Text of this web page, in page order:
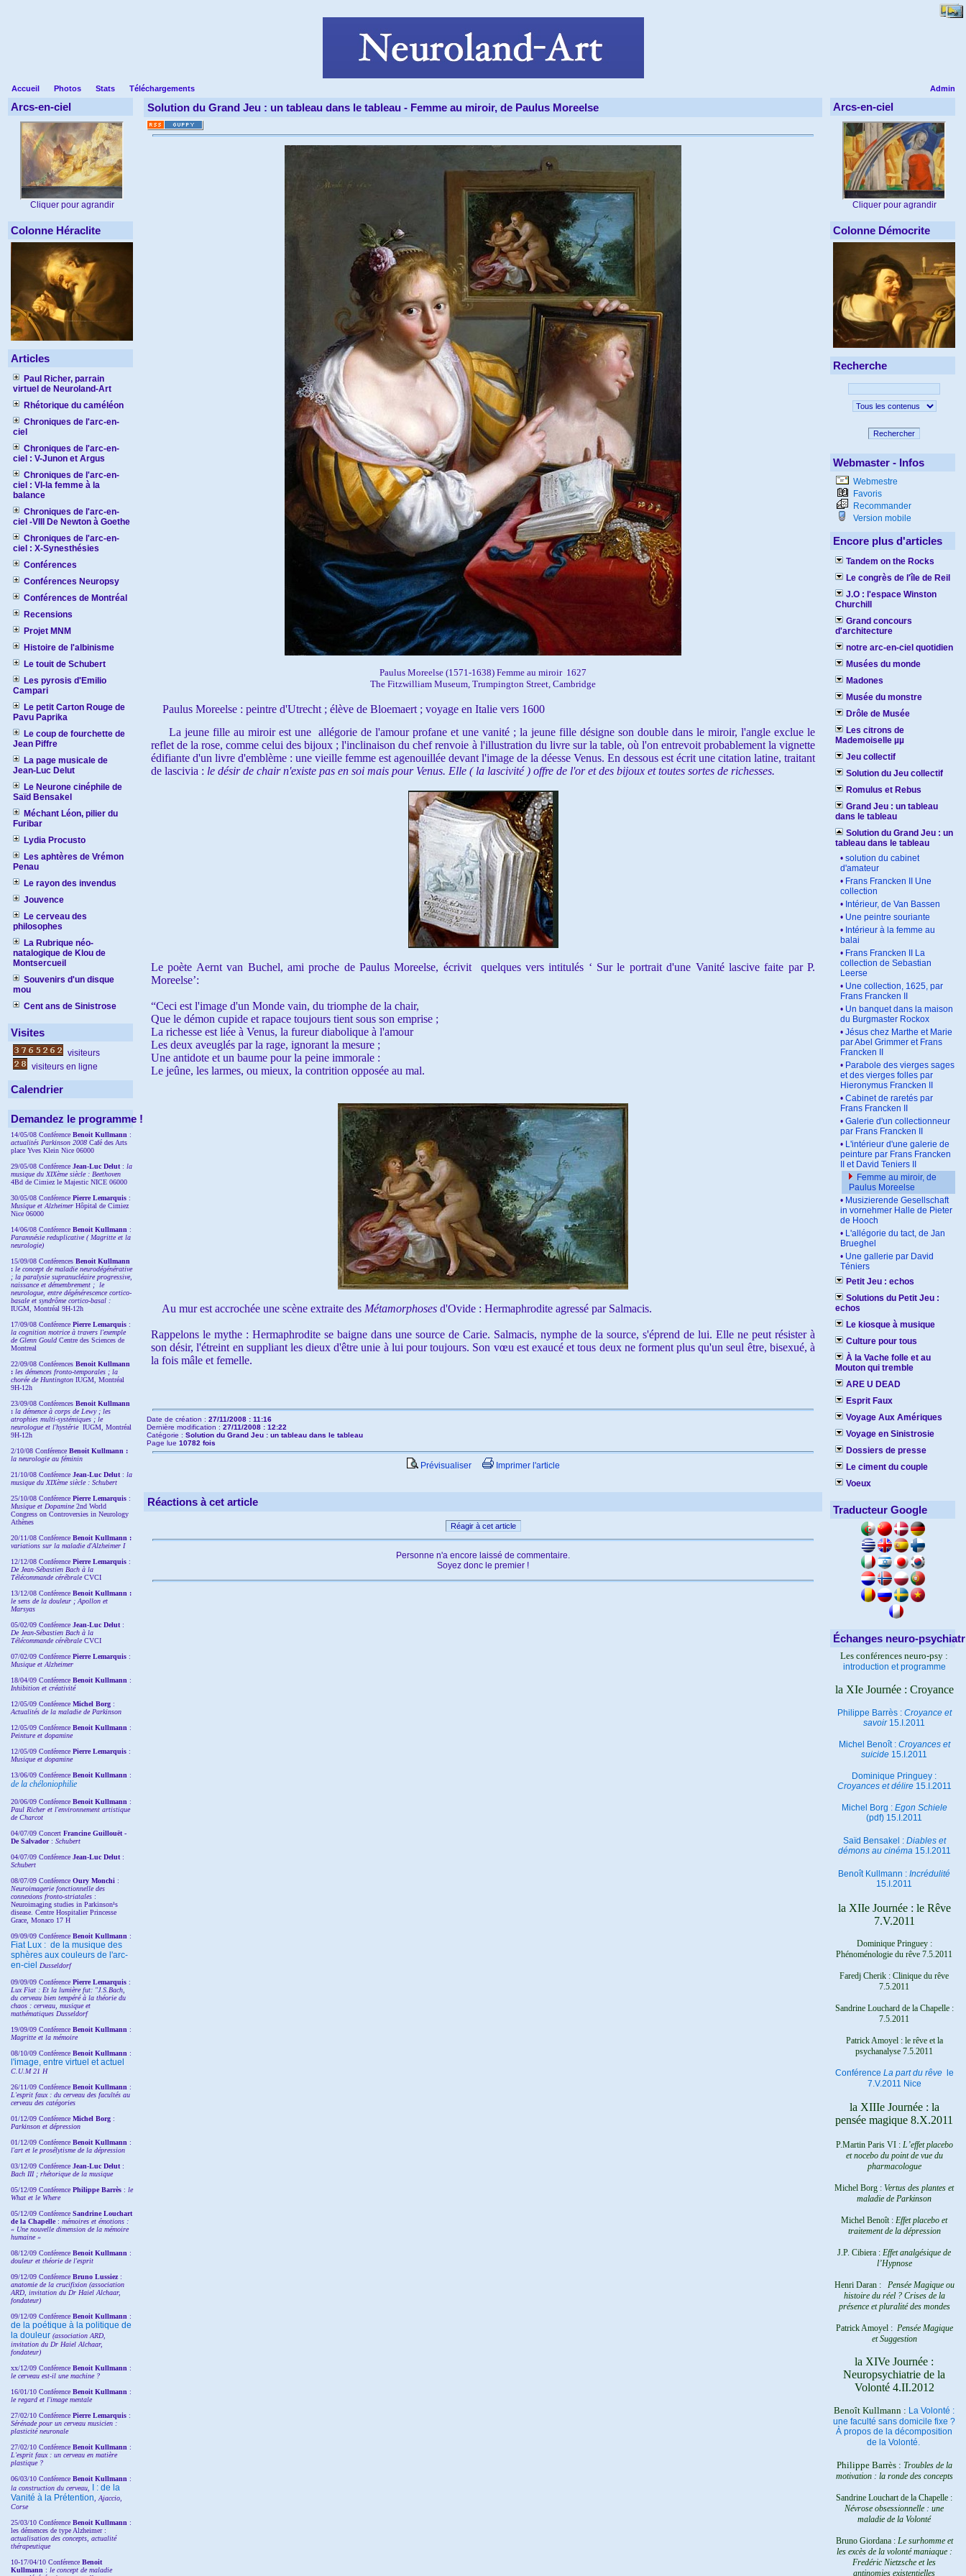
Admin
Accueil Photos Stats Téléchargements
Arcs-en-ciel
Cliquer pour agrandir
Colonne Héraclite
Articles
Paul Richer, parrain
virtuel de Neuroland-Art
Rhétorique du caméléon
Chroniques de l'arc-en-
ciel
Chroniques de l'arc-en-
ciel : V-Junon et Argus
Chroniques de l'arc-en-
ciel : VI-la femme à la
balance
Chroniques de l'arc-en-
ciel -VIII De Newton à Goethe
Chroniques de l'arc-en-
ciel : X-Synesthésies
Conférences
Conférences Neuropsy
Conférences de Montréal
Recensions
Projet MNM
Histoire de l'albinisme
Le touit de Schubert
Les pyrosis d'Emilio
Campari
Le petit Carton Rouge de
Pavu Paprika
Le coup de fourchette de
Jean Piffre
La page musicale de
Jean-Luc Delut
Le Neurone cinéphile de
Saïd Bensakel
Méchant Léon, pilier du
Furibar
Lydia Procusto
Les aphtères de Vrémon
Penau
Le rayon des invendus
Jouvence
Le cerveau des
philosophes
La Rubrique néo-
natalogique de Klou de
Montsercueil
Souvenirs d'un disque
mou
Cent ans de Sinistrose
Visites
visiteurs
visiteurs en ligne
Calendrier
Demandez le programme !
14/05/08 Conférence Benoit Kullmann :
actualités Parkinson 2008 Café des Arts
place Yves Klein Nice 06000
29/05/08 Conférence Jean-Luc Delut : la
musique du XIXème siècle : Beethoven
4Bd de Cimiez le Majestic NICE 06000
30/05/08 Conférence Pierre Lemarquis :
Musique et Alzheimer Hôpital de Cimiez
Nice 06000
14/06/08 Conférence Benoit Kullmann :
Paramnésie reduplicative ( Magritte et la
neurologie)
15/09/08 Conférences Benoit Kullmann
: le concept de maladie neurodégénérative
; la paralysie supranucléaire progressive,
naissance et démembrement ; le
neurologue, entre dégénérescence cortico-
basale et syndrôme cortico-basal :
IUGM, Montréal 9H-12h
17/09/08 Conférence Pierre Lemarquis :
la cognition motrice à travers l'exemple
de Glenn Gould Centre des Sciences de
Montreal
22/09/08 Conférences Benoit Kullmann
: les démences fronto-temporales ; la
chorée de Huntington IUGM, Montréal
9H-12h
23/09/08 Conférences Benoit Kullmann
: la démence à corps de Lewy ; les
atrophies multi-systémiques ; le
neurologue et l'hystérie IUGM, Montréal
9H-12h
2/10/08 Conférence Benoit Kullmann :
la neurologie au féminin
21/10/08 Conférence Jean-Luc Delut : la
musique du XIXème siècle : Schubert
25/10/08 Conférence Pierre Lemarquis :
Musique et Dopamine2nd World
Congress on Controversies in Neurology
Athènes
20/11/08 Conférence Benoit Kullmann :
variations sur la maladie d'Alzheimer I
12/12/08 Conférence Pierre Lemarquis :
De Jean-Sébastien Bach à la
Télécommande cérébraleCVCI
13/12/08 Conférence Benoit Kullmann :
le sens de la douleur ; Apollon et
Marsyas
05/02/09 Conférence Jean-Luc Delut :
De Jean-Sébastien Bach à la
Télécommande cérébraleCVCI
07/02/09 Conférence Pierre Lemarquis :
Musique et Alzheimer
18/04/09 Conférence Benoit Kullmann :
Inhibition et créativité
12/05/09 Conférence Michel Borg :
Actualités de la maladie de Parkinson
12/05/09 Conférence Benoit Kullmann :
Peinture et dopamine
12/05/09 Conférence Pierre Lemarquis :
Musique et dopamine
13/06/09 Conférence Benoit Kullmann :
de la chéloniophilie
20/06/09 Conférence Benoit Kullmann :
Paul Richer et l'environnement artistique
de Charcot
04/07/09 Concert Francine Guillouët -
De Salvador : Schubert
04/07/09 Conférence Jean-Luc Delut :
Schubert
08/07/09 Conférence Oury Monchi :
Neuroimagerie fonctionnelle des
connexions fronto-striatales :
Neuroimaging studies in Parkinson¹s
disease. Centre Hospitalier Princesse
Grace, Monaco 17 H
09/09/09 Conférence Benoit Kullmann :
Fiat Lux : de la musique des
sphères aux couleurs de l'arc-
en-ciel
Dusseldorf
09/09/09 Conférence Pierre Lemarquis :
Lux Fiat : Et la lumière fut: "J.S.Bach,
du cerveau bien tempéré à la théorie du
chaos : cerveau, musique et
mathématiques Dusseldorf
19/09/09 Conférence Benoit Kullmann :
Magritte et la mémoire
08/10/09 Conférence Benoit Kullmann :
l'image, entre virtuel et actuel
C.U.M 21 H
26/11/09 Conférence Benoit Kullmann :
L'esprit faux : du cerveau des facultés au
cerveau des catégories
01/12/09 Conférence Michel Borg :
Parkinson et dépression
01/12/09 Conférence Benoit Kullmann :
l'art et le prosélytisme de la dépression
03/12/09 Conférence Jean-Luc Delut :
Bach III ; rhétorique de la musique
05/12/09 Conférence Philippe Barrès : le
What et le Where
05/12/09 Conférence SandrineLouchart
de la Chapelle: mémoires et émotions :
« Une nouvelle dimension de la mémoire
humaine »
08/12/09 Conférence Benoit Kullmann :
douleur et théorie de l'esprit
09/12/09 Conférence Bruno Lussiez :
anatomie de la crucifixion (association
ARD, invitation du Dr Haiel Alchaar,
fondateur)
09/12/09 Conférence Benoit Kullmann :
de la poétique à la politique de
la douleur (association ARD,
invitation du Dr Haiel Alchaar,
fondateur)
xx/12/09 Conférence Benoit Kullmann :
le cerveau est-il une machine ?
16/01/10 Conférence Benoit Kullmann :
le regard et l'image mentale
27/02/10 Conférence Pierre Lemarquis :
Sérénade pour un cerveau musicien :
plasticité neuronale
27/02/10 Conférence Benoit Kullmann :
L'esprit faux : un cerveau en matière
plastique ?
06/03/10 Conférence Benoit Kullmann :
la construction du cerveau,
I : de la
Vanité à la Prétention , Ajaccio,
Corse
25/03/10 Conférence Benoit Kullmann :
les démences de type Alzheimer :
actualisation des concepts, actualité
thérapeutique
10-17/04/10 Conférence Benoit
Kullmann : le concept de maladie
Solution du Grand Jeu : un tableau dans le tableau - Femme au miroir, de Paulus Moreelse
Paulus Moreelse (1571-1638) Femme au miroir 1627
The Fitzwilliam Museum, Trumpington Street, Cambridge
Paulus Moreelse : peintre d'Utrecht ; élève de Bloemaert ; voyage en Italie vers 1600
La jeune fille au miroir est une allégorie de l'amour profane et une vanité ; la jeune fille désigne son double dans le miroir, l'angle exclue le
reflet de la rose, comme celui des bijoux ; l'inclinaison du chef renvoie à l'illustration du livre sur la table, où l'on entrevoit probablement la vignette
édifiante d'un livre d'emblème : une vieille femme est agenouillée devant l'image de la déesse Venus. En dessous est écrit une citation latine, traitant
de lascivia : le désir de chair n'existe pas en soi mais pour Venus. Elle ( la lascivité ) offre de l'or et des bijoux et toutes sortes de richesses.
Le poète Aernt van Buchel, ami proche de Paulus Moreelse, écrivit quelques vers intitulés ‘ Sur le portrait d'une Vanité lascive faite par P.
Moreelse’:
“Ceci est l'image d'un Monde vain, du triomphe de la chair,
Que le démon cupide et rapace toujours tient sous son emprise ;
La richesse est liée à Venus, la fureur diabolique à l'amour
Les deux aveuglés par la rage, ignorant la mesure ;
Une antidote et un baume pour la peine immorale :
Le jeûne, les larmes, ou mieux, la contrition opposée au mal.
Au mur est accrochée une scène extraite des Métamorphoses d'Ovide : Hermaphrodite agressé par Salmacis.
Rappelons le mythe : Hermaphrodite se baigne dans une source de Carie. Salmacis, nymphe de la source, s'éprend de lui. Elle ne peut résister à
son désir, l'étreint en suppliant les dieux d'être unie à lui pour toujours. Son vœu est exaucé et tous deux ne forment plus qu'un seul être, bisexué, à
la fois mâle et femelle.
Date de création : 27/11/2008 : 11:16
Dernière modification : 27/11/2008 : 12:22
Catégorie : Solution du Grand Jeu : un tableau dans le tableau
Page lue 10782 fois
Prévisualiser Imprimer l'article
Réactions à cet article
Réagir à cet article
Personne n'a encore laissé de commentaire.
Soyez donc le premier !
Arcs-en-ciel
Cliquer pour agrandir
Colonne Démocrite
Recherche
Rechercher
Webmaster - Infos
Webmestre
Favoris
Recommander
Version mobile
Encore plus d'articles
Tandem on the Rocks
Le congrès de l'île de Reil
J.O : l'espace Winston
Churchill
Grand concours
d'architecture
notre arc-en-ciel quotidien
Musées du monde
Madones
Musée du monstre
Drôle de Musée
Les citrons de
Mademoiselle µµ
Jeu collectif
Solution du Jeu collectif
Romulus et Rebus
Grand Jeu : un tableau
dans le tableau
Solution du Grand Jeu : un
tableau dans le tableau
• solution du cabinet
d'amateur
• Frans Francken II Une
collection
• Intérieur, de Van Bassen
• Une peintre souriante
• Intérieur à la femme au
balai
• Frans Francken II La
collection de Sebastian
Leerse
• Une collection, 1625, par
Frans Francken II
• Un banquet dans la maison
du Burgmaster Rockox
• Jésus chez Marthe et Marie
par Abel Grimmer et Frans
Francken II
• Parabole des vierges sages
et des vierges folles par
Hieronymus Francken II
• Cabinet de raretés par
Frans Francken II
• Galerie d'un collectionneur
par Frans Francken II
• L'intérieur d'une galerie de
peinture par Frans Francken
II et David Teniers II
Femme au miroir, de
Paulus Moreelse
• Musizierende Gesellschaft
in vornehmer Halle de Pieter
de Hooch
• L'allégorie du tact, de Jan
Brueghel
• Une gallerie par David
Téniers
Petit Jeu : echos
Solutions du Petit Jeu :
echos
Le kiosque à musique
Culture pour tous
À la Vache folle et au
Mouton qui tremble
ARE U DEAD
Esprit Faux
Voyage Aux Amériques
Voyage en Sinistrosie
Dossiers de presse
Le ciment du couple
Voeux
Traducteur Google
Échanges neuro-
Les conférences neuro-psy :
introduction et programme
la XIe Journée : Croyance
Philippe Barrès : Croyance et
savoir15.I.2011
Michel Benoît : Croyances et
suicide 15.I.2011
Dominique Pringuey :
Croyances et délire15.I.2011
Michel Borg : Egon Schiele
(pdf) 15.I.2011
Saïd Bensakel : Diables et
démons au cinéma 15.I.2011
Benoît Kullmann : Incrédulité
15.I.2011
la XIIe Journée : le Rêve
7.V.2011
Dominique Pringuey :
Phénoménologie du rêve 7.5.2011
Faredj Cherik : Clinique du rêve
7.5.2011
Sandrine Louchard de la Chapelle :
7.5.2011
Patrick Amoyel : le rêve et la
psychanalyse 7.5.2011
Conférence La part du rêve
le
7.V.2011 Nice
la XIIIe Journée : la
pensée magique 8.X.2011
P.Martin Paris VI : L’effet placebo
et nocebo du point de vue du
pharmacologue
Michel Borg : Vertus des plantes et
maladie de Parkinson
Michel Benoît : Effet placebo et
traitement de la dépression
J.P. Cibiera : Effet analgésique de
l’Hypnose
Henri Daran : Pensée Magique ou
histoire du réel ?Crises de la
présence et pluralité des mondes
Patrick Amoyel : Pensée Magique
et Suggestion
la XIVe Journée :
Neuropsychiatrie de la
Volonté 4.II.2012
Benoît Kullmann : La Volonté :
une faculté sans domicile fixe ?
À propos de la décomposition
de la Volonté.
Philippe Barrès : Troubles de la
motivation : la ronde des concepts
Sandrine Louchart de la Chapelle :
Névrose obsessionnelle : une
maladie de la Volonté
Bruno Giordana : Le surhomme et
les excès de la volonté maniaque :
Fredéric Nietzsche et les
antinomies existentielles